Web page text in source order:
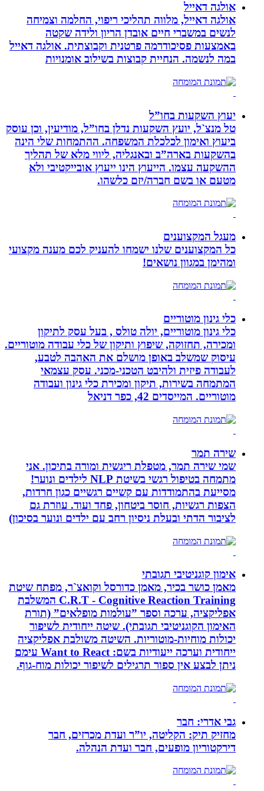
אולגה דאייל
אולגה דאייל, מלווה תהליכי ריפוי, החלמה וצמיחה
לנשים במשברי חיים אובדן הריון ולידה שקטה
באמצעות פסיכודרמה פרטנית וקבוצתית. אולגה דאייל
במה לנשמה. ‏הנחיית קבוצות בשילוב אומנויות‏
יעוץ השקעות בחו”ל
טל מנצ`ל, יועץ השקעות נדלן בחו”ל, מודיעין, וכן עוסק
ביעוץ ואימון לכלכלת המשפחה. ההתמחות שלי הינה
בהשקעות בארה”ב ובאנגליה, ליווי מלא של תהליך
ההשקעה עצמו. הייעוץ הינו ייעוץ אובייקטיבי ולא
מטעם או בשם חברה/יזם כלשהו.
מעגל המקצוענים
כל המקצוענים שלנו ישמחו להעניק לכם מענה מקצועי
ומהימן במגוון נושאים!
כלי גינון מוטוריים
כלי גינון מוטוריים, יולה טולס , בעל עסק לתיקון
ומכירה, תחזוקה, שיפוץ ותיקון של כלי עבודה מוטוריים.
עיסוק שמשלב באופן מושלם את האהבה לטבע,
לעבודה פיזית ולהיבט הטכני-מכני. עסק עצמאי
המתמחה בשירות, תיקון ומכירת כלי גינון ועבודה
מוטוריים. המייסדים 42, כפר דניאל
שירה תמר
שמי שירה תמר, מטפלת ריגשית ומורה בתיכון. אני
מתמחה בטיפול רגשי בשיטת NLP לילדים ונוער!
מסייעת בהתמודדות עם קשיים רגשיים כגון חרדות,
הצפות רגשיות, חוסר ביטחון, פחד ועוד. עוזרת גם
לציבור הדתי ובעלת ניסיון רחב עם ילדים ונוער בסיכון)
אימון קוגניטיבי תגובתי
מאמן כושר בכיר, מאמן כדורסל וקואצ`ר, מפתח שיטת
C.R.T - Cognitive Reaction Training המשלבת
אפליקציה, ערכה וספר ”עולמות מופלאים” (תורת
האימון הקוגניטיבי תגובתי). שיטה ייחודית לשיפור
יכולות מוחיות-מוטוריות. השיטה משולבת אפליקציה
ייחודית וערכה ייעודיות בשם: Want to React עימם
ניתן לבצע אין ספור תרגילים לשיפור יכולות מוח-גוף.
גבי אדרי: חבר
מחזיק תיק: הקליטה, יו”ר ועדת מכרזים, חבר
דירקטוריון מופעים, חבר ועדת הנהלה.